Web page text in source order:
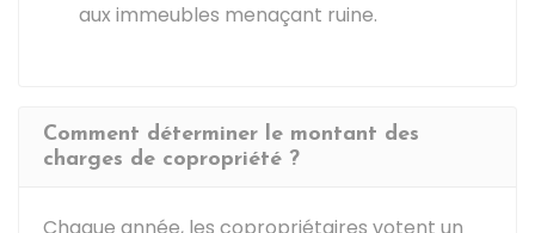
aux immeubles menaçant ruine.
Comment déterminer le montant des
charges de copropriété ?